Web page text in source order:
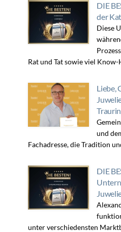
DIE
der
Diese
Rat und Tat sowie viel Know-
Liebe,
und
Fachadresse, die Tradition
DIE
unter verschiedensten